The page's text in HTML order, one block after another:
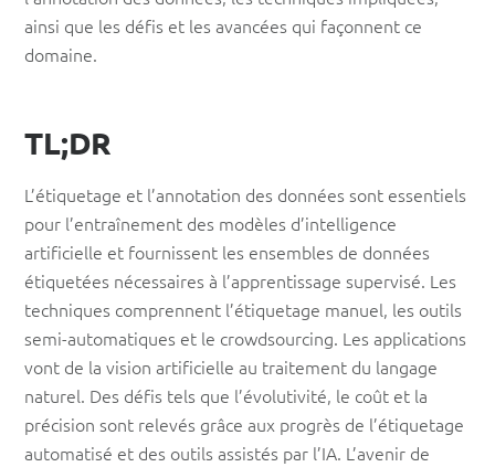
base
de
automatique
ainsi que les défis et les avancées qui façonnent ce
domaine.
TL;DR
L’étiquetage et l’annotation des données sont essentiels
pour l’entraînement des modèles d’intelligence
artificielle et fournissent les ensembles de données
étiquetées nécessaires à l’apprentissage supervisé. Les
techniques comprennent l’étiquetage manuel, les outils
semi-automatiques et le crowdsourcing. Les applications
vont de la vision artificielle au traitement du langage
naturel. Des défis tels que l’évolutivité, le coût et la
précision sont relevés grâce aux progrès de l’étiquetage
automatisé et des outils assistés par l’IA. L’avenir de